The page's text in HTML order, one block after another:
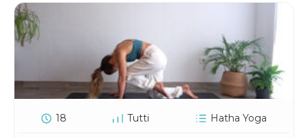
18 Tutti Hatha Yoga